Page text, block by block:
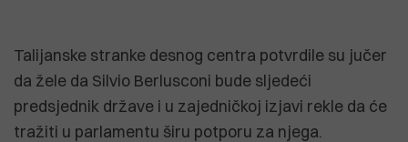
Talijanske stranke desnog centra potvrdile su jučer
da žele da Silvio Berlusconi bude sljedeći
predsjednik države i u zajedničkoj izjavi rekle da će
tražiti u parlamentu širu potporu za njega.